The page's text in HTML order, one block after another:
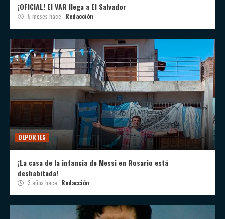
¡OFICIAL! El VAR llega a El Salvador
5 meses hace Redacción
DEPORTES
¡La casa de la infancia de Messi en Rosario está
deshabitada!
3 años hace Redacción